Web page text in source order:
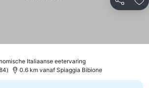
Delen
Italiaanse eetervaringPrijzen bekijken
0.6 km vanaf Spiaggia Bibione